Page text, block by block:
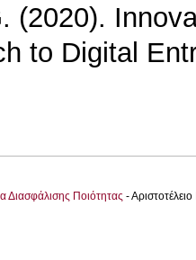
(2020).
to Digital
Διασφάλισης Ποιότητας -